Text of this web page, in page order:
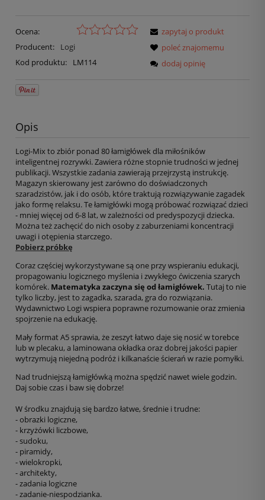
Ocena:
Producent:
Logi
Kod produktu:
LM114
zapytaj o produkt
poleć znajomemu
dodaj opinię
Opis
Logi-Mix to zbiór ponad 80 łamigłówek dla miłośników
inteligentnej rozrywki. Zawiera różne stopnie trudności w jednej
publikacji. Wszystkie zadania zawierają przejrzystą instrukcję.
Magazyn skierowany jest zarówno do doświadczonych
szaradzistów, jak i do osób, które traktują rozwiązywanie zagadek
jako formę relaksu. Te łamigłówki mogą próbować rozwiązać dzieci
- mniej więcej od 6-8 lat, w zależności od predyspozycji dziecka.
Można też zachęcić do nich osoby z zaburzeniami koncentracji
uwagi i otępienia starczego.
Pobierz próbkę
Coraz częściej wykorzystywane są one przy wspieraniu edukacji,
propagowaniu logicznego myślenia i zwykłego ćwiczenia szarych
komórek. Matematyka zaczyna się od łamigłówek. Tutaj to nie
tylko liczby, jest to zagadka, szarada, gra do rozwiązania.
Wydawnictwo Logi wspiera poprawne rozumowanie oraz zmienia
spojrzenie na edukację.
Mały format A5 sprawia, że zeszyt łatwo daje się nosić w torebce
lub w plecaku, a laminowana okładka oraz dobrej jakości papier
wytrzymują niejedną podróż i kilkanaście ścierań w razie pomyłki.
Nad trudniejszą łamigłówką można spędzić nawet wiele godzin.
Daj sobie czas i baw się dobrze!
W środku znajdują się bardzo łatwe, średnie i trudne:
- obrazki logiczne,
- krzyżówki liczbowe,
- sudoku,
- piramidy,
- wielokropki,
- architekty,
- zadania logiczne
- zadanie-niespodzianka.